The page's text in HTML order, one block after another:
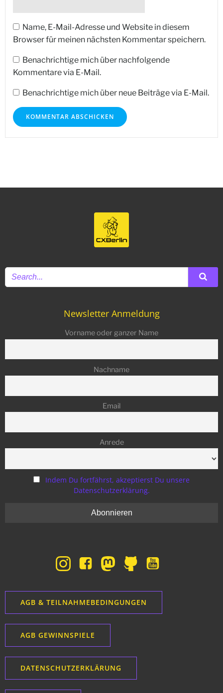
Name, E-Mail-Adresse und Website in diesem
Browser für meinen nächsten Kommentar speichern.
Benachrichtige mich über nachfolgende
Kommentare via E-Mail.
Benachrichtige mich über neue Beiträge via E-Mail.
Newsletter Anmeldung
Vorname oder ganzer Name
Nachname
Email
Anrede
Indem Du fortfährst, akzeptierst Du unsere
Datenschutzerklärung.
AGB & TEILNAHMEBEDINGUNGEN
AGB GEWINNSPIELE
DATENSCHUTZERKLÄRUNG